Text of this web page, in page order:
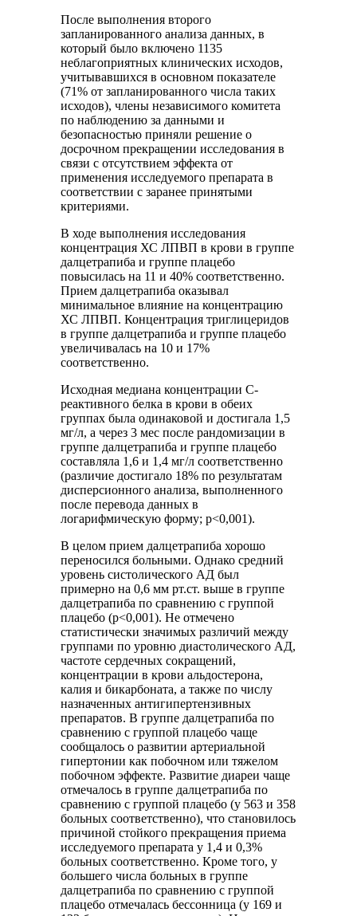
После выполнения второго
запланированного анализа данных, в
который было включено 1135
неблагоприятных клинических исходов,
учитывавшихся в основном показателе
(71% от запланированного числа таких
исходов), члены независимого комитета
по наблюдению за данными и
безопасностью приняли решение о
досрочном прекращении исследования в
связи с отсутствием эффекта от
применения исследуемого препарата в
соответствии с заранее принятыми
критериями.
В ходе выполнения исследования
концентрация ХС ЛПВП в крови в группе
далцетрапиба и группе плацебо
повысилась на 11 и 40% соответственно.
Прием далцетрапиба оказывал
минимальное влияние на концентрацию
ХС ЛПВП. Концентрация триглицеридов
в группе далцетрапиба и группе плацебо
увеличивалась на 10 и 17%
соответственно.
Исходная медиана концентрации С-
реактивного белка в крови в обеих
группах была одинаковой и достигала 1,5
мг/л, а через 3 мес после рандомизации в
группе далцетрапиба и группе плацебо
составляла 1,6 и 1,4 мг/л соответственно
(различие достигало 18% по результатам
дисперсионного анализа, выполненного
после перевода данных в
логарифмическую форму; p<0,001).
В целом прием далцетрапиба хорошо
переносился больными. Однако средний
уровень систолического АД был
примерно на 0,6 мм рт.ст. выше в группе
далцетрапиба по сравнению с группой
плацебо (p<0,001). Не отмечено
статистически значимых различий между
группами по уровню диастолического АД,
частоте сердечных сокращений,
концентрации в крови альдостерона,
калия и бикарбоната, а также по числу
назначенных антигипертензивных
препаратов. В группе далцетрапиба по
сравнению с группой плацебо чаще
сообщалось о развитии артериальной
гипертонии как побочном или тяжелом
побочном эффекте. Развитие диареи чаще
отмечалось в группе далцетрапиба по
сравнению с группой плацебо (у 563 и 358
больных соответственно), что становилось
причиной стойкого прекращения приема
исследуемого препарата у 1,4 и 0,3%
больных соответственно. Кроме того, у
большего числа больных в группе
далцетрапиба по сравнению с группой
плацебо отмечалась бессонница (у 169 и